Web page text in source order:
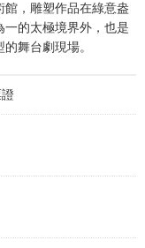
，雕塑作品在綠意盎
的太極境界外，也是
舞台劇現場。